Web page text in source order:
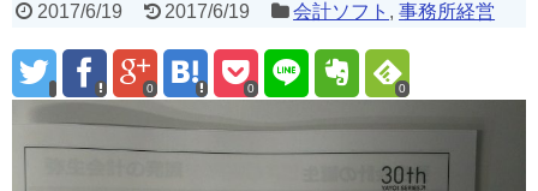
2017/6/19 2017/6/19 会計ソフト ,事務所経営
0 0 0